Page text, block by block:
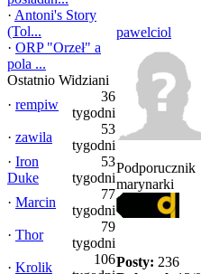
· Antoni's Story
(Tol...
· ORP "Orzeł" a
pola ...
Ostatnio Widziani
· rempiw
36
tygodni
· zawila
53
tygodni
· Iron
Duke
53
tygodni
· Marcin
77
tygodni
· Thor
79
tygodni
· Krolik
106
pawelciol
Podporucznik
marynarki
Posty: 236